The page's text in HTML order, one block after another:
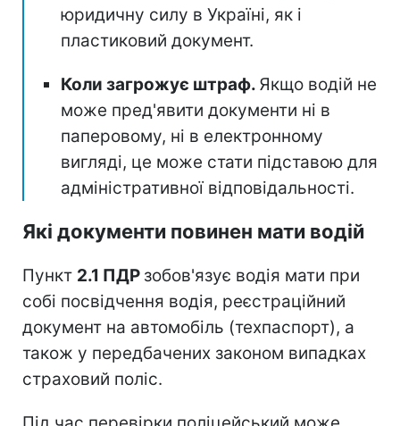
юридичну силу в Україні, як і
пластиковий документ.
Коли загрожує штраф. Якщо водій не
може пред'явити документи ні в
паперовому, ні в електронному
вигляді, це може стати підставою для
адміністративної відповідальності.
Які документи повинен мати водій
Пункт 2.1 ПДР зобов'язує водія мати при
собі посвідчення водія, реєстраційний
документ на автомобіль (техпаспорт), а
також у передбачених законом випадках
страховий поліс.